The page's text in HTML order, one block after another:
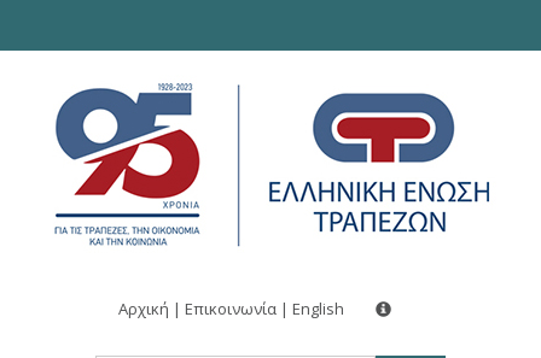
Αρχική | Επικοινωνία | English